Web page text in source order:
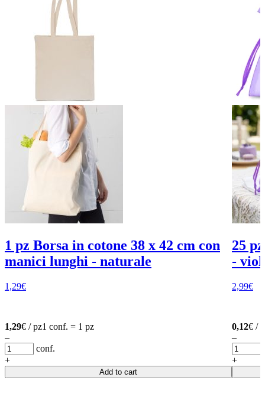
1 pz Borsa in cotone 38 x 42 cm con
manici lunghi - naturale
1,29€
1,29€ / pz1 conf. = 1 pz
–
conf.
+
Add to cart
25
-
2,99€
0,12€ /
–
+